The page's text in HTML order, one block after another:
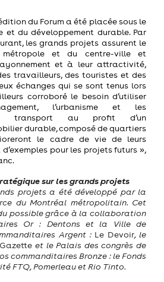
du Forum a été placée sous le
et du développement durable. Par
les grands projets assurent le
et du centre-ville et
et à leur attractivité,
travailleurs, des touristes et des
échanges qui se sont tenus lors
corroboré le besoin d’utiliser
l’urbanisme et les
transport au profit d’un
durable, composé de quartiers
le cadre de vie de leurs
pour les projets futurs »,
sur les grands projets
projets a été développé par la
du Montréal métropolitain. Cet
possible grâce à la collaboration
Or : Dentons et la Ville de
Argent : Le Devoir, le
et le Palais des congrès de
commanditaires Bronze : le Fonds
FTQ, Pomerleau et Rio Tinto.